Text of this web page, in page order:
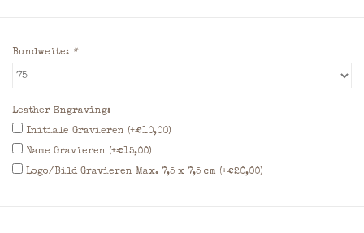
Bundweite: *
Leather Engraving:
Initiale Gravieren (+€10,00)
Name Gravieren (+€15,00)
Logo/Bild Gravieren Max. 7,5 x 7,5 cm (+€20,00)